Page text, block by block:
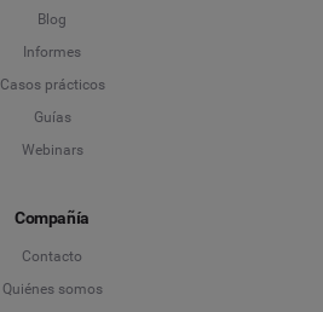
Blog
Informes
Casos prácticos
Guías
Webinars
Compañía
Contacto
Quiénes somos